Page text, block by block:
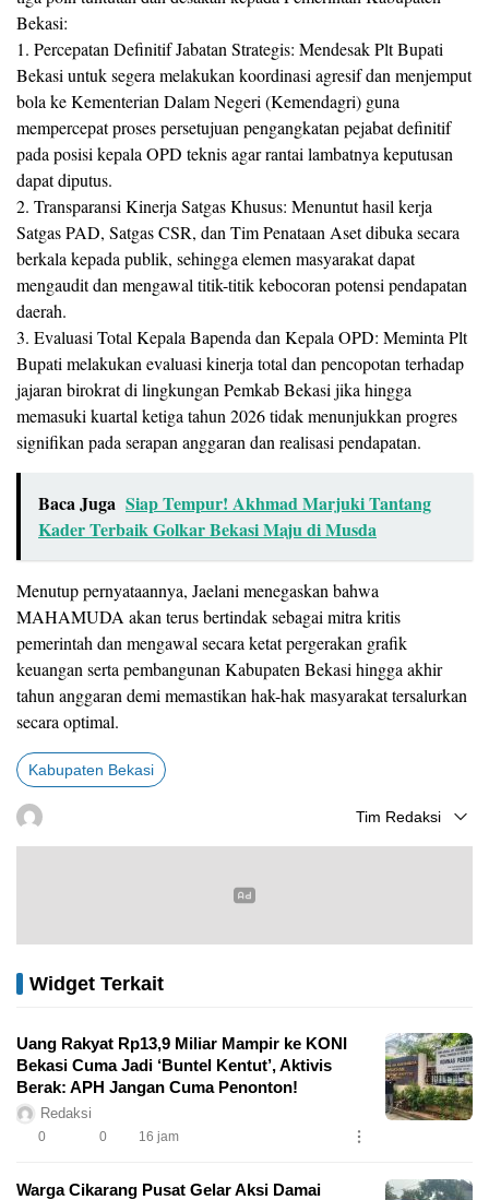
Bekasi:
1. Percepatan Definitif Jabatan Strategis: Mendesak Plt Bupati
Bekasi untuk segera melakukan koordinasi agresif dan menjemput
bola ke Kementerian Dalam Negeri (Kemendagri) guna
mempercepat proses persetujuan pengangkatan pejabat definitif
pada posisi kepala OPD teknis agar rantai lambatnya keputusan
dapat diputus.
2. Transparansi Kinerja Satgas Khusus: Menuntut hasil kerja
Satgas PAD, Satgas CSR, dan Tim Penataan Aset dibuka secara
berkala kepada publik, sehingga elemen masyarakat dapat
mengaudit dan mengawal titik-titik kebocoran potensi pendapatan
daerah.
3. Evaluasi Total Kepala Bapenda dan Kepala OPD: Meminta Plt
Bupati melakukan evaluasi kinerja total dan pencopotan terhadap
jajaran birokrat di lingkungan Pemkab Bekasi jika hingga
memasuki kuartal ketiga tahun 2026 tidak menunjukkan progres
signifikan pada serapan anggaran dan realisasi pendapatan.
Baca Juga Siap Tempur! Akhmad Marjuki Tantang
Kader Terbaik Golkar Bekasi Maju di Musda
Menutup pernyataannya, Jaelani menegaskan bahwa
MAHAMUDA akan terus bertindak sebagai mitra kritis
pemerintah dan mengawal secara ketat pergerakan grafik
keuangan serta pembangunan Kabupaten Bekasi hingga akhir
tahun anggaran demi memastikan hak-hak masyarakat tersalurkan
secara optimal.
Kabupaten Bekasi
Tim Redaksi
Widget Terkait
Uang Rakyat Rp13,9 Miliar Mampir ke KONI
Bekasi Cuma Jadi ‘Buntel Kentut’, Aktivis
Berak: APH Jangan Cuma Penonton!
Redaksi
0 0 16 jam
Warga Cikarang Pusat Gelar Aksi Damai